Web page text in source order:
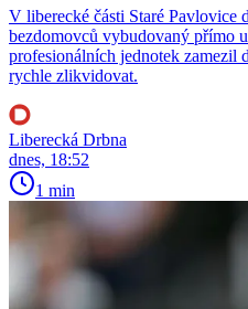
V liberecké části Staré Pavlovice
bezdomovců vybudovaný přímo
profesionálních jednotek zamezil
rychle zlikvidovat.
Liberecká Drbna
dnes, 18:52
1 min